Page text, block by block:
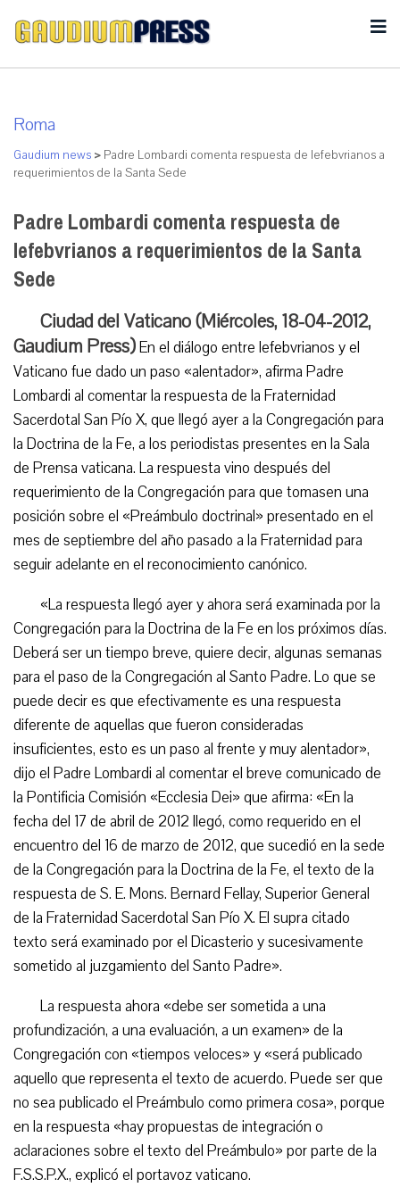
Roma
Gaudium news > Padre Lombardi comenta respuesta de lefebvrianos a
requerimientos de la Santa Sede
Padre Lombardi comenta respuesta de
lefebvrianos a requerimientos de la Santa
Sede
Ciudad del Vaticano (Miércoles, 18-04-2012,
Gaudium Press)En el diálogo entre lefebvrianos y el
Vaticano fue dado un paso «alentador», afirma Padre
Lombardi al comentar la respuesta de la Fraternidad
Sacerdotal San Pío X, que llegó ayer a la Congregación para
la Doctrina de la Fe, a los periodistas presentes en la Sala
de Prensa vaticana. La respuesta vino después del
requerimiento de la Congregación para que tomasen una
posición sobre el «Preámbulo doctrinal» presentado en el
mes de septiembre del año pasado a la Fraternidad para
seguir adelante en el reconocimiento canónico.
«La respuesta llegó ayer y ahora será examinada por la
Congregación para la Doctrina de la Fe en los próximos días.
Deberá ser un tiempo breve, quiere decir, algunas semanas
para el paso de la Congregación al Santo Padre. Lo que se
puede decir es que efectivamente es una respuesta
diferente de aquellas que fueron consideradas
insuficientes, esto es un paso al frente y muy alentador»,
dijo el Padre Lombardi al comentar el breve comunicado de
la Pontificia Comisión «Ecclesia Dei» que afirma: «En la
fecha del 17 de abril de 2012 llegó, como requerido en el
encuentro del 16 de marzo de 2012, que sucedió en la sede
de la Congregación para la Doctrina de la Fe, el texto de la
respuesta de S. E. Mons. Bernard Fellay, Superior General
de la Fraternidad Sacerdotal San Pío X. El supra citado
texto será examinado por el Dicasterio y sucesivamente
sometido al juzgamiento del Santo Padre».
La respuesta ahora «debe ser sometida a una
profundización, a una evaluación, a un examen» de la
Congregación con «tiempos veloces» y «será publicado
aquello que representa el texto de acuerdo. Puede ser que
no sea publicado el Preámbulo como primera cosa», porque
en la respuesta «hay propuestas de integración o
aclaraciones sobre el texto del Preámbulo» por parte de la
F.S.S.P.X., explicó el portavoz vaticano.